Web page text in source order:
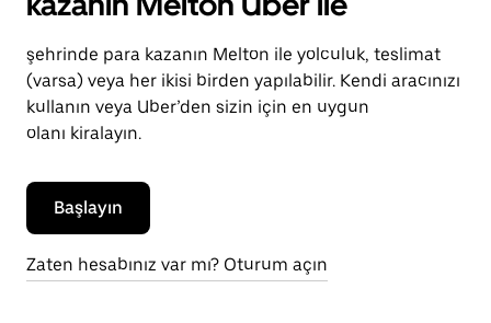
şehrinde para kazanın Melton ile yolculuk, teslimat
(varsa) veya her ikisi birden yapılabilir. Kendi aracınızı
kullanın veya Uber’den sizin için en uygun
olanı kiralayın.
Başlayın
Zaten hesabınız var mı? Oturum açın